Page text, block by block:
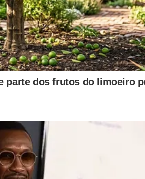
a sensação de cuidado, mas não
ampla.